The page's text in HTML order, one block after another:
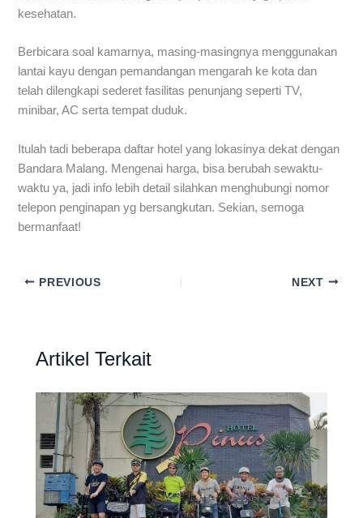
kesehatan.
Berbicara soal kamarnya, masing-masingnya menggunakan
lantai kayu dengan pemandangan mengarah ke kota dan
telah dilengkapi sederet fasilitas penunjang seperti TV,
minibar, AC serta tempat duduk.
Itulah tadi beberapa daftar hotel yang lokasinya dekat dengan
Bandara Malang. Mengenai harga, bisa berubah sewaktu-
waktu ya, jadi info lebih detail silahkan menghubungi nomor
telepon penginapan yg bersangkutan. Sekian, semoga
bermanfaat!
PREVIOUS NEXT
Artikel Terkait